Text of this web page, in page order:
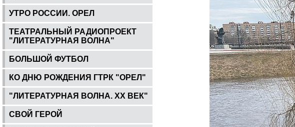
УТРО РОССИИ. ОРЕЛ
ТЕАТРАЛЬНЫЙ РАДИОПРОЕКТ
"ЛИТЕРАТУРНАЯ ВОЛНА"
БОЛЬШОЙ ФУТБОЛ
КО ДНЮ РОЖДЕНИЯ ГТРК "ОРЕЛ"
"ЛИТЕРАТУРНАЯ ВОЛНА. ХХ ВЕК"
СВОЙ ГЕРОЙ